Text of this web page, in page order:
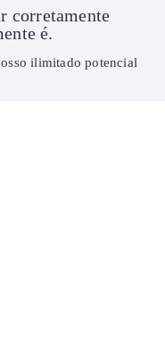
corretamente
é.
ilimitado potencial